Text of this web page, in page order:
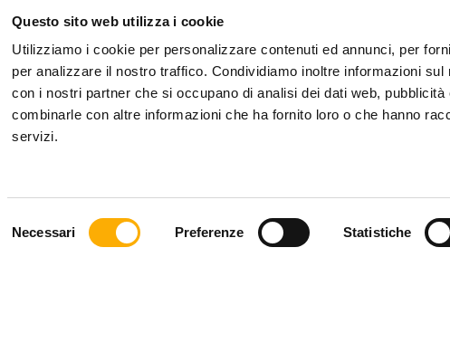
Questo sito web utilizza i cookie
Utilizziamo i cookie per personalizzare contenuti ed annunci, per
per analizzare il nostro traffico. Condividiamo inoltre informazioni
con i nostri partner che si occupano di analisi dei dati web,
combinarle con altre informazioni che ha fornito loro o che hanno
servizi.
Necessari Preferenze Statistiche
+39 0434 623137
+39 376/2399891
Shipping And Delivery
Prices And Payments
Contacts